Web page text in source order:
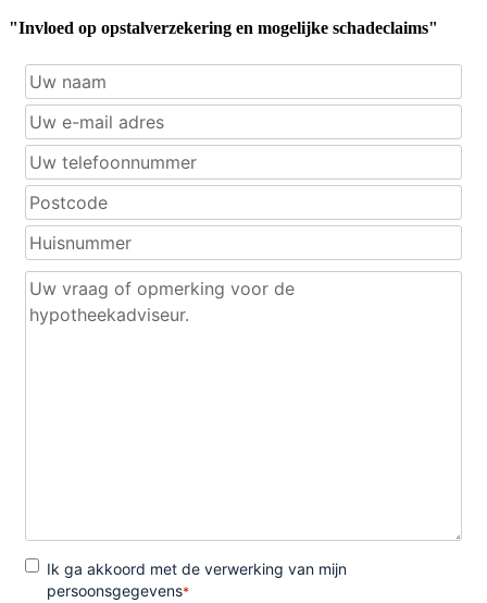
"Invloed op opstalverzekering en mogelijke schadeclaims"